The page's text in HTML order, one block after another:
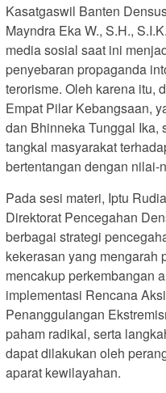
Kasatgaswil Banten
Mayndra Eka W., S.H.,
media sosial saat ini
penyebaran propaganda
terorisme. Oleh karena itu,
Empat Pilar Kebangsaan,
dan Bhinneka Tunggal Ika,
tangkal masyarakat
bertentangan dengan nilai-
Pada sesi materi, Iptu
Direktorat Pencegahan
berbagai strategi
kekerasan yang mengarah
mencakup perkembangan
implementasi Rencana
Penanggulangan
paham radikal, serta
dapat dilakukan oleh
aparat kewilayahan.